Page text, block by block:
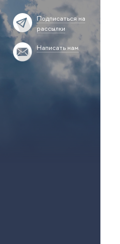
Подписаться на
рассылки
Написать нам